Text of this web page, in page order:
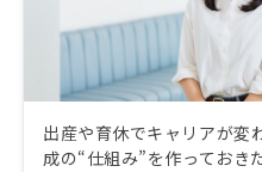
出産や育休でキャリアが変
成の“仕組み”を作っておき